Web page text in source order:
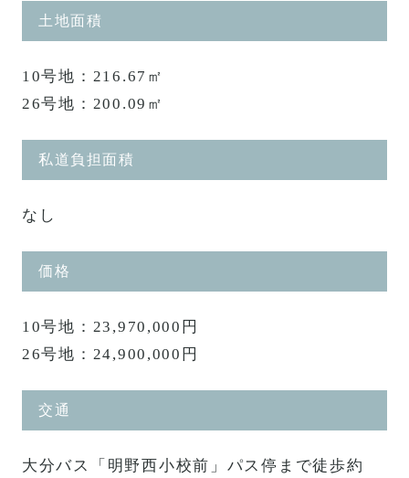
土地面積
10号地：216.67㎡
26号地：200.09㎡
私道負担面積
なし
価格
10号地：23,970,000円
26号地：24,900,000円
交通
大分バス「明野西小校前」パス停まで徒歩約